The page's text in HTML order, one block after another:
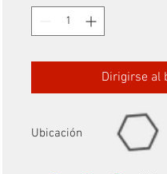
Dirigirse al
Ubicación